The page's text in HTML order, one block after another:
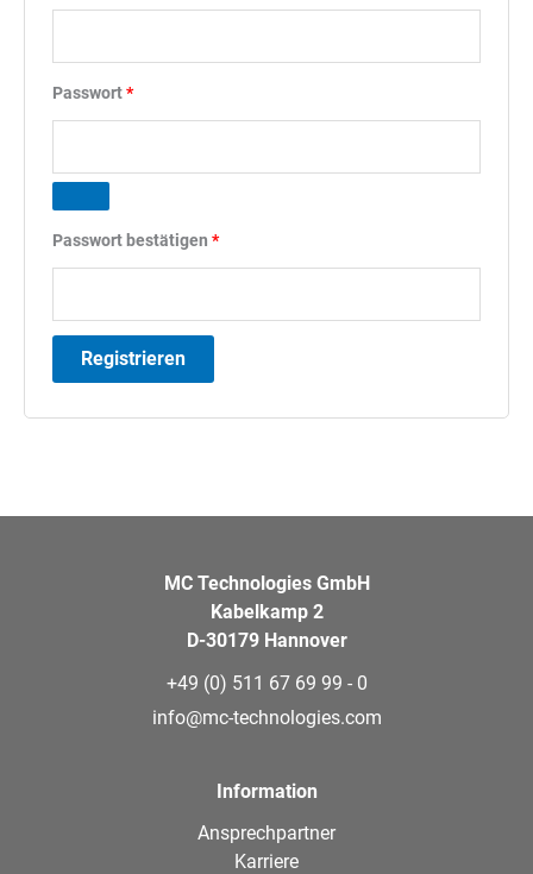
Passwort*Erforderlich
Passwort bestätigen *
Registrieren
MC Technologies GmbH
Kabelkamp 2
D-30179 Hannover
+49 (0) 511 67 69 99 - 0
info@mc-technologies.com
Information
Ansprechpartner
Karriere